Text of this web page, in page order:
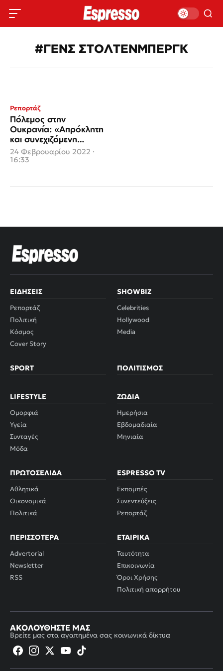
#ΓΕΝΣ ΣΤΟΛΤΕΝΜΠΕΡΓΚ
Ρεπορτάζ
Πόλεμος στην
Ουκρανία: «Απρόκλητη
και συνεχιζόμενη
επίθεση της Ρωσίας
στην Ουκρανία», ο Γ.Γ
24 Φεβρουαρίου 2022 ·
16:33
ΕΙΔΉΣΕΙΣ
Ρεπορτάζ
Πολιτική
Κόσμος
Cover Story
SHOWBIZ
Celebrities
Hollywood
Media
SPORT ΠΟΛΙΤΙΣΜΌΣ
LIFESTYLE
Ομορφιά
Υγεία
Συνταγές
Μόδα
ΖΏΔΙΑ
Ημερήσια
Εβδομαδιαία
Μηνιαία
ΠΡΩΤΟΣΈΛΙΔΑ
Αθλητικά
Οικονομικά
Πολιτικά
ESPRESSO TV
Εκπομπές
Συνεντεύξεις
Ρεπορτάζ
ΠΕΡΙΣΣΌΤΕΡΑ
Advertorial
Newsletter
RSS
ΕΤΑΙΡΙΚΆ
Ταυτότητα
Επικοινωνία
Όροι Χρήσης
Πολιτική απορρήτου
ΑΚΟΛΟΥΘΉΣΤΕ ΜΑΣ
Βρείτε μας στα αγαπημένα σας κοινωνικά δίκτυα